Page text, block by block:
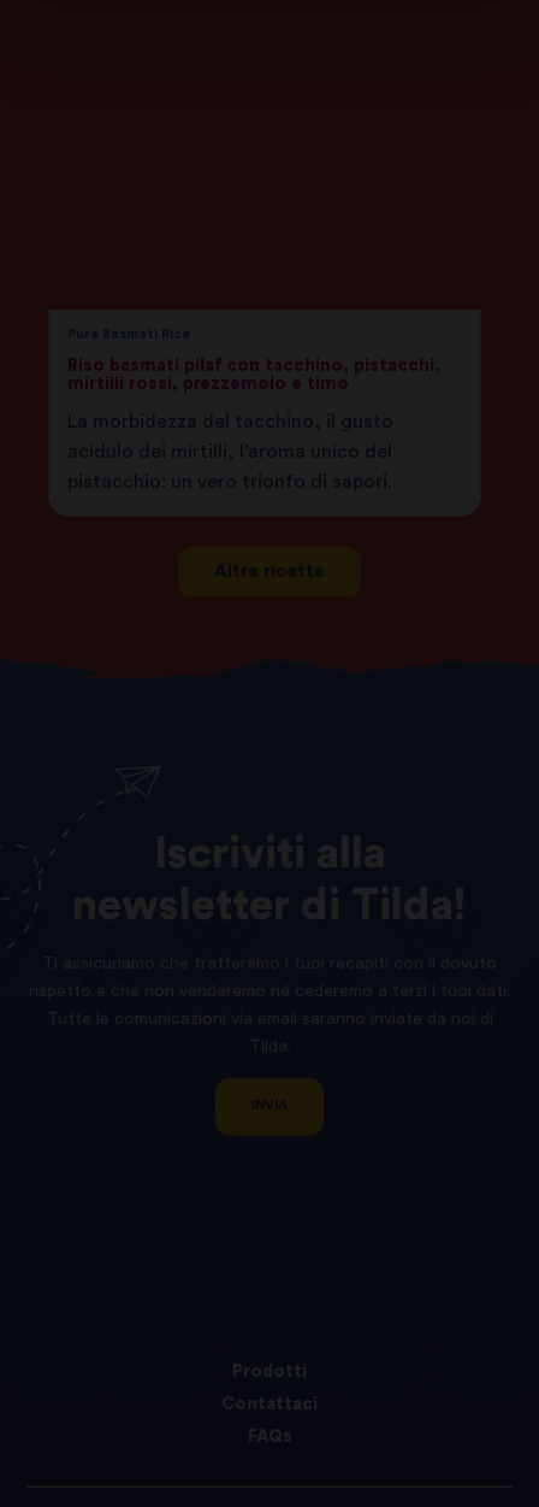
Riso basmati pilaf con tacchino, pistacchi,
mirtilli rossi, prezzemolo e timo
La morbidezza del tacchino, il gusto
acidulo dei mirtilli, l’aroma unico del
pistacchio: un vero trionfo di sapori.
Altre ricette
Iscriviti alla
newsletter
Tilda!
Ti assicuriamo che tratteremo i tuoi recapiti con il dovuto
rispetto e che non venderemo né cederemo a terzi i tuoi dati.
Tutte le comunicazioni via email saranno inviate da noi di
Tilda.
INVIA
Prodotti
Contattaci
FAQs